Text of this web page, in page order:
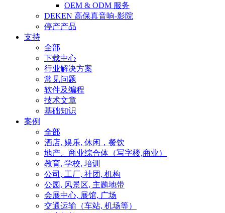
OEM & ODM 服务
DEKEN 高保真音响-影院
停产产品
支持
全部
下载中心
行业解决方案
常见问题
软件及编程
技术文章
基础知识
案例
全部
酒店, 娱乐, 休闲，餐饮
地产、商业综合体（写字楼,商业）
教育, 学校, 培训
公司, 工厂, 社团, 机构
公园, 风景区, 主题地带
会展中心, 展馆, 广场
交通运输（车站, 机场等）